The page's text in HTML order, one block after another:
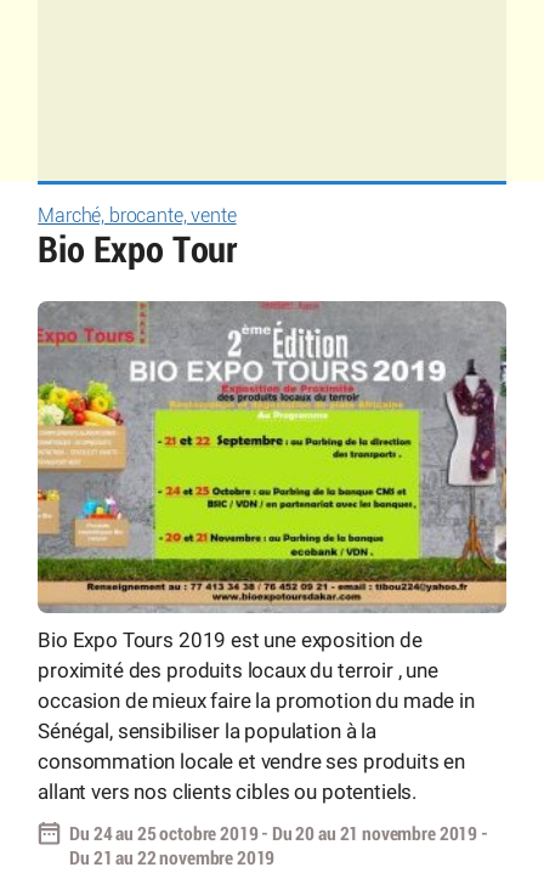
Marché, brocante, vente
Bio Expo Tour
Bio Expo Tours 2019 est une exposition de
proximité des produits locaux du terroir , une
occasion de mieux faire la promotion du made in
Sénégal, sensibiliser la population à la
consommation locale et vendre ses produits en
allant vers nos clients cibles ou potentiels.
Du 24 au 25 octobre 2019 - Du 20 au 21 novembre 2019 -
Du 21 au 22 novembre 2019